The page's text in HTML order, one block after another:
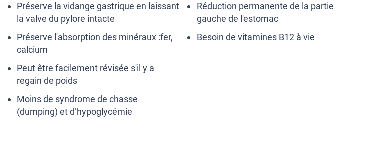
Préserve la vidange gastrique en laissant
la valve du pylore intacte
Préserve l'absorption des minéraux :fer,
calcium
Peut être facilement révisée s'il y a
regain de poids
Moins de syndrome de chasse
(dumping) et d’hypoglycémie
Réduction permanente de la partie
gauche de l'estomac
Besoin de vitamines B12 à vie